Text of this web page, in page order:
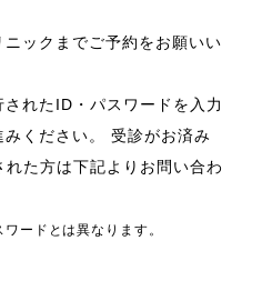
ックまでご予約をお願いい
れたID・パスワードを入力
ください。 受診がお済み
た方は下記よりお問い合わ
ードとは異なります。